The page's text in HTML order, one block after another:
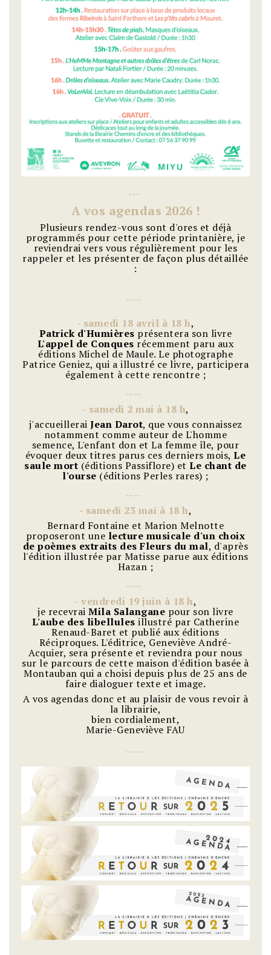
~~ ~
A vos agendas 2026 !
Plusieurs rendez-vous sont d'ores et déjà
programmés pour cette période printanière, je
reviendrai vers vous régulièrement pour les
rappeler et les présenter de façon plus détaillée
:
~~ ~~
- samedi 18 avril à 18 h,
Patrick d'Humières présentera son livre
L'appel de Conques récemment paru aux
éditions Michel de Maule. Le photographe
Patrice Geniez, qui a illustré ce livre, participera
également à cette rencontre ;
~~ ~~
- samedi 2 mai à 18 h,
j'accueillerai Jean Darot, que vous connaissez
notamment comme auteur de L'homme
semence, L'enfant don et La femme île, pour
évoquer deux titres parus ces derniers mois,Le
saule mort (éditions Passiflore) etLe chant de
l'ourse (éditions Perles rares) ;
~~ ~~
- samedi 23 mai à 18 h,
Bernard Fontaine et Marion Melnotte
proposeront une lecture musicale d'un choix
de poèmes extraits des Fleurs du mal, d'après
l'édition illustrée par Matisse parue aux éditions
Hazan ;
~~ ~~
- vendredi 19 juin à 18 h,
je recevraiMila Salangane pour son livre
L'aube des libellules illustré par Catherine
Renaud-Baret et publié aux éditions
Réciproques. L'éditrice, Geneviève André-
Acquier, sera présente et reviendra pour nous
sur le parcours de cette maison d'édition basée à
Montauban qui a choisi depuis plus de 25 ans de
faire dialoguer texte et image.
A vos agendas donc et au plaisir de vous revoir à
la librairie,
bien cordialement,
Marie-Geneviève FAU
~~ ~~ ~